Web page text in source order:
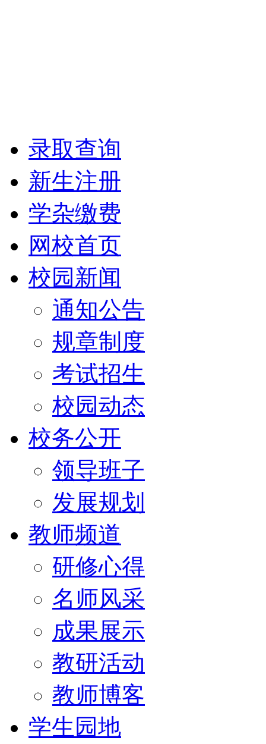
录取查询
新生注册
学杂缴费
网校首页
校园新闻
通知公告
规章制度
考试招生
校园动态
校务公开
领导班子
发展规划
教师频道
研修心得
名师风采
成果展示
教研活动
教师博客
学生园地